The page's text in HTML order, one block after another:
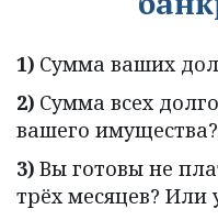
1) Сумма ваших
2) Сумма всех
вашего имущества?
3) Вы готовы не
трёх месяцев? Или